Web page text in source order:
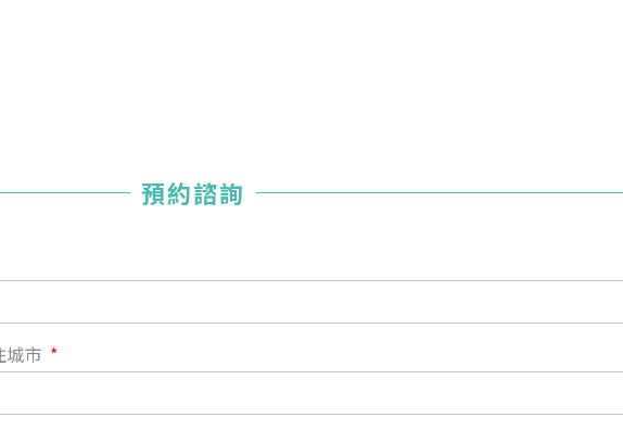
預約諮詢
城市
您的會員申請，已成功送出，經本協會理事會審核
】
新臺幣1200元，於會員入會時繳納；常年會費1200
每年度繳納。